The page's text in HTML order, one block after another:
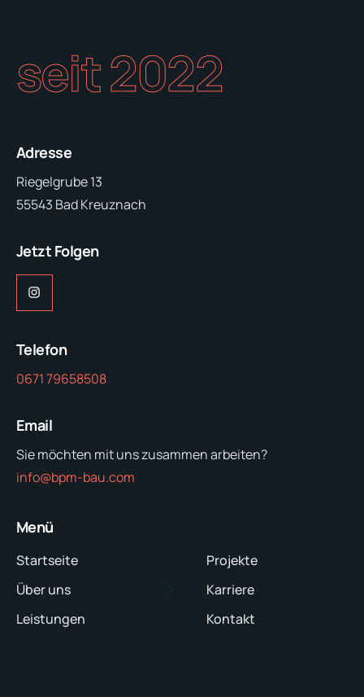
seit 2022
Adresse
Riegelgrube 13
55543 Bad Kreuznach
Jetzt Folgen
Instagram
Telefon
0671 79658508
Email
Sie möchten mit uns zusammen arbeiten?
info@bpm-bau.com
Menü
Startseite
Über uns
Leistungen
Projekte
Karriere
Kontakt